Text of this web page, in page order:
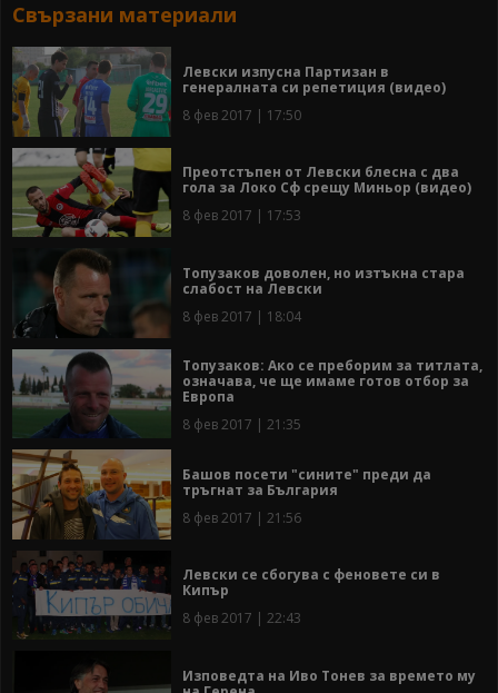
Свързани материали
Левски изпусна Партизан в
генералната си репетиция (видео)
8 фев 2017 | 17:50
Преотстъпен от Левски блесна с два
гола за Локо Сф срещу Миньор (видео)
8 фев 2017 | 17:53
Топузаков доволен, но изтъкна стара
слабост на Левски
8 фев 2017 | 18:04
Топузаков: Ако се преборим за титлата,
означава, че ще имаме готов отбор за
Европа
8 фев 2017 | 21:35
Башов посети "сините" преди да
тръгнат за България
8 фев 2017 | 21:56
Левски се сбогува с феновете си в
Кипър
8 фев 2017 | 22:43
Изповедта на Иво Тонев за времето му